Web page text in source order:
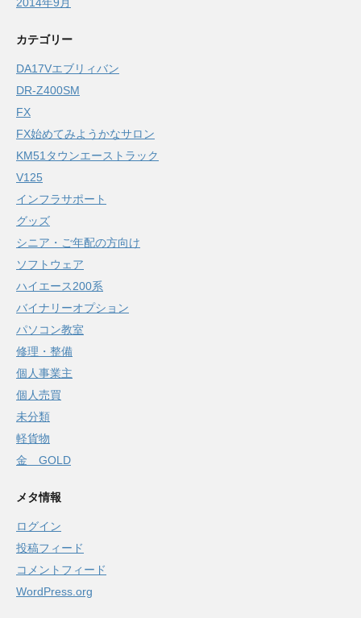
カテゴリー
DA17Vエブリィバン
DR-Z400SM
FX
FX始めてみようかなサロン
KM51タウンエーストラック
V125
インフラサポート
グッズ
シニア・ご年配の方向け
ソフトウェア
ハイエース200系
バイナリーオプション
パソコン教室
修理・整備
個人事業主
個人売買
未分類
軽貨物
金 GOLD
メタ情報
ログイン
投稿フィード
コメントフィード
WordPress.org